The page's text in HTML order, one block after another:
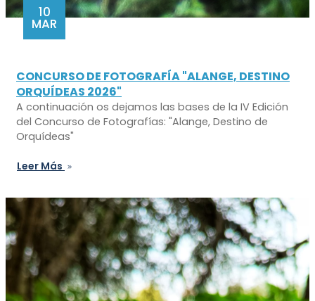
10
MAR
CONCURSO DE FOTOGRAFÍA "ALANGE, DESTINO
ORQUÍDEAS 2026"
A continuación os dejamos las bases de la IV Edición
del Concurso de Fotografías: "Alange, Destino de
Orquídeas"
Leer Más